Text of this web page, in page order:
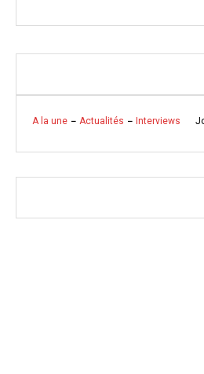
A la une Actualités Interviews